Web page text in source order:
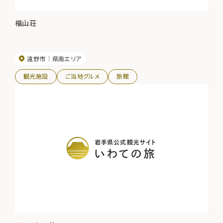
福山荘
遠野市 県南エリア
観光施設 ご当地グルメ 旅館